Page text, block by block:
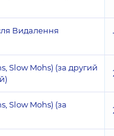
Видалення
Slow Mohs) (за другий
Slow Mohs) (за